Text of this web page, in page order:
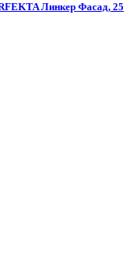
Линкер Фасад, 25